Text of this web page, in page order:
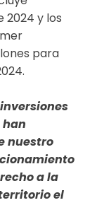
2024 y los
para
han
nuestro
a la
el